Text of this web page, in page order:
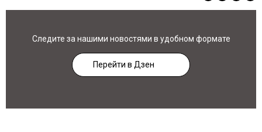
Следите за нашими новостями в удобном формате
Перейти в Дзен